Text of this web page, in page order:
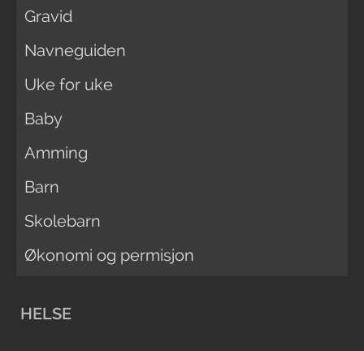
Gravid
Navneguiden
Uke for uke
Baby
Amming
Barn
Skolebarn
Økonomi og permisjon
HELSE